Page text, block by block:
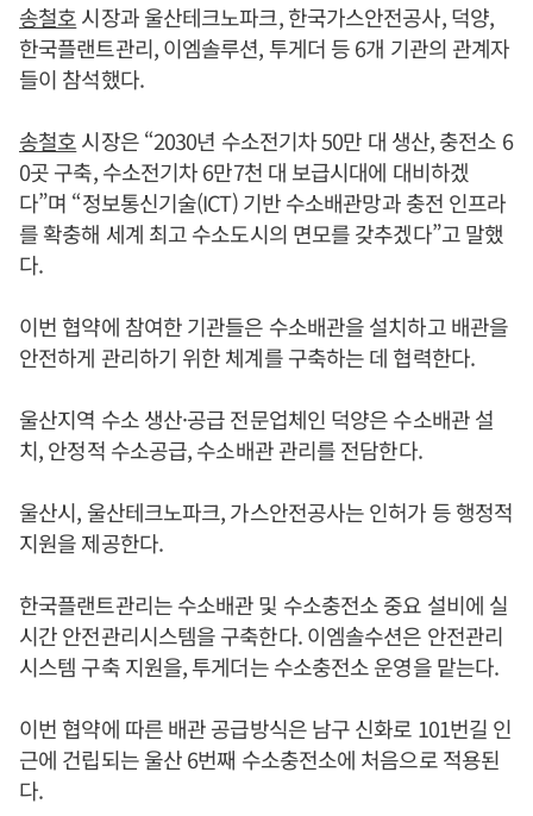
송철호시장과 울산테크노파크, 한국가스안전공사, 덕양,
한국플랜트관리, 이엠솔루션, 투게더 등 6개 기관의 관계자
들이 참석했다.
송철호시장은 “2030년 수소전기차 50만 대 생산, 충전소 6
0곳 구축, 수소전기차 6만7천 대 보급시대에 대비하겠
다”며 “정보통신기술(ICT) 기반 수소배관망과 충전 인프라
를 확충해 세계 최고 수소도시의 면모를 갖추겠다”고 말했
다.
이번 협약에 참여한 기관들은 수소배관을 설치하고 배관을
안전하게 관리하기 위한 체계를 구축하는 데 협력한다.
울산지역 수소 생산·공급 전문업체인 덕양은 수소배관 설
치, 안정적 수소공급, 수소배관 관리를 전담한다.
울산시, 울산테크노파크, 가스안전공사는 인허가 등 행정적
지원을 제공한다.
한국플랜트관리는 수소배관 및 수소충전소 중요 설비에 실
시간 안전관리시스템을 구축한다. 이엠솔수션은 안전관리
시스템 구축 지원을, 투게더는 수소충전소 운영을 맡는다.
이번 협약에 따른 배관 공급방식은 남구 신화로 101번길 인
근에 건립되는 울산 6번째 수소충전소에 처음으로 적용된
다.